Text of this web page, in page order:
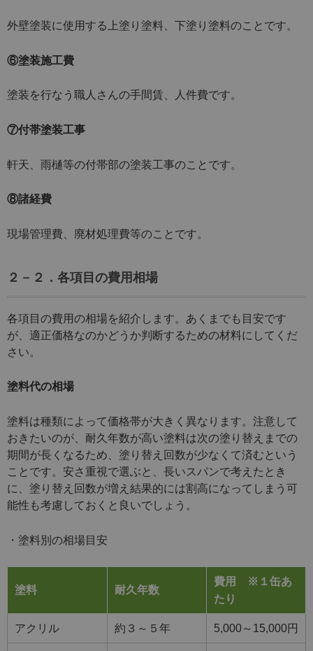
外壁塗装に使用する上塗り塗料、下塗り塗料のことです。
⑥塗装施工費
塗装を行なう職人さんの手間賃、人件費です。
⑦付帯塗装工事
軒天、雨樋等の付帯部の塗装工事のことです。
⑧諸経費
現場管理費、廃材処理費等のことです。
２－２．各項目の費用相場
各項目の費用の相場を紹介します。あくまでも目安です
が、適正価格なのかどうか判断するための材料にしてくだ
さい。
塗料代の相場
塗料は種類によって価格帯が大きく異なります。注意して
おきたいのが、耐久年数が高い塗料は次の塗り替えまでの
期間が長くなるため、塗り替え回数が少なくて済むという
ことです。安さ重視で選ぶと、長いスパンで考えたとき
に、塗り替え回数が増え結果的には割高になってしまう可
能性も考慮しておくと良いでしょう。
・塗料別の相場目安
塗料 耐久年数
費用
※１缶あ
たり
アクリル 約３～５年 5,000～15,000円